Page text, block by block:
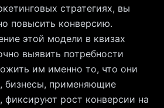
стратегиях, вы
повысить конверсию.
этой модели в квизах
выявить потребности
им именно то, что они
бизнесы, применяющие
фиксируют рост конверсии на